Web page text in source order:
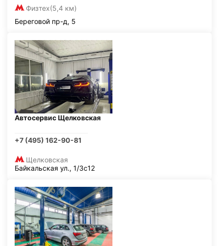
Физтех(5,4 км)
Береговой пр-д, 5
Автосервис Щелковская
+7 (495) 162-90-81
Щелковская
Байкальская ул., 1/3с12